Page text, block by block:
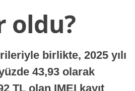
oldu?
birlikte, 2025 yılı
43,93 olarak
TL olan IMEI kayıt